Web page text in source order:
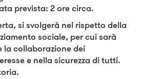
prevista: 2 ore circa.
si svolgerà nel rispetto della
sociale, per cui sarà
collaborazione dei
e nella sicurezza di tutti.